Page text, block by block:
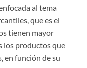
al tema
que es el
tienen mayor
los productos que
en función de su